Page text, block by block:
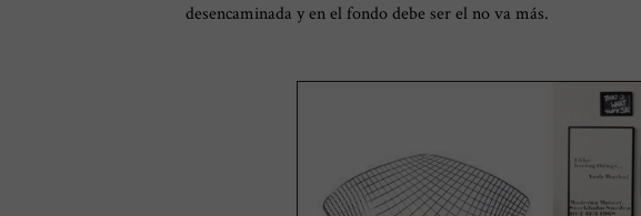
desencaminada y en el fondo debe ser el no va más.